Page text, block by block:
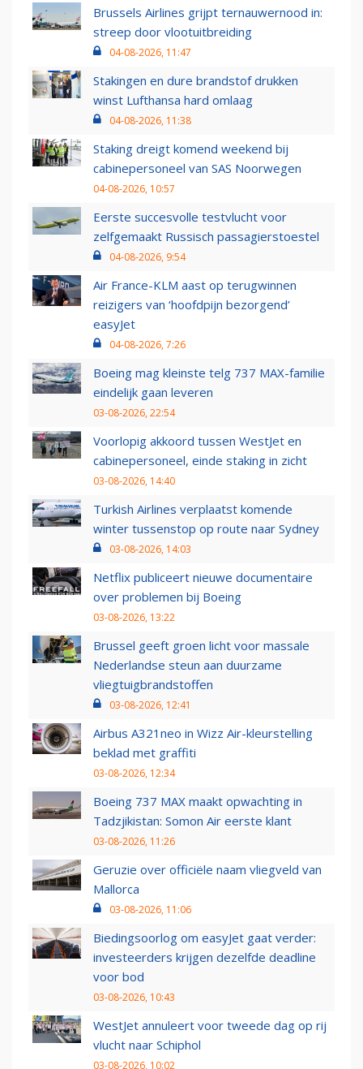
Brussels Airlines grijpt ternauwernood in:
streep door vlootuitbreiding
04-08-2026, 11:47
Stakingen en dure brandstof drukken
winst Lufthansa hard omlaag
04-08-2026, 11:38
Staking dreigt komend weekend bij
cabinepersoneel van SAS Noorwegen
04-08-2026, 10:57
Eerste succesvolle testvlucht voor
zelfgemaakt Russisch passagierstoestel
04-08-2026, 9:54
Air France-KLM aast op terugwinnen
reizigers van ‘hoofdpijn bezorgend’
easyJet
04-08-2026, 7:26
Boeing mag kleinste telg 737 MAX-familie
eindelijk gaan leveren
03-08-2026, 22:54
Voorlopig akkoord tussen WestJet en
cabinepersoneel, einde staking in zicht
03-08-2026, 14:40
Turkish Airlines verplaatst komende
winter tussenstop op route naar Sydney
03-08-2026, 14:03
Netflix publiceert nieuwe documentaire
over problemen bij Boeing
03-08-2026, 13:22
Brussel geeft groen licht voor massale
Nederlandse steun aan duurzame
vliegtuigbrandstoffen
03-08-2026, 12:41
Airbus A321neo in Wizz Air-kleurstelling
beklad met graffiti
03-08-2026, 12:34
Boeing 737 MAX maakt opwachting in
Tadzjikistan: Somon Air eerste klant
03-08-2026, 11:26
Geruzie over officiële naam vliegveld van
Mallorca
03-08-2026, 11:06
Biedingsoorlog om easyJet gaat verder:
investeerders krijgen dezelfde deadline
voor bod
03-08-2026, 10:43
WestJet annuleert voor tweede dag op rij
vlucht naar Schiphol
03-08-2026, 10:02